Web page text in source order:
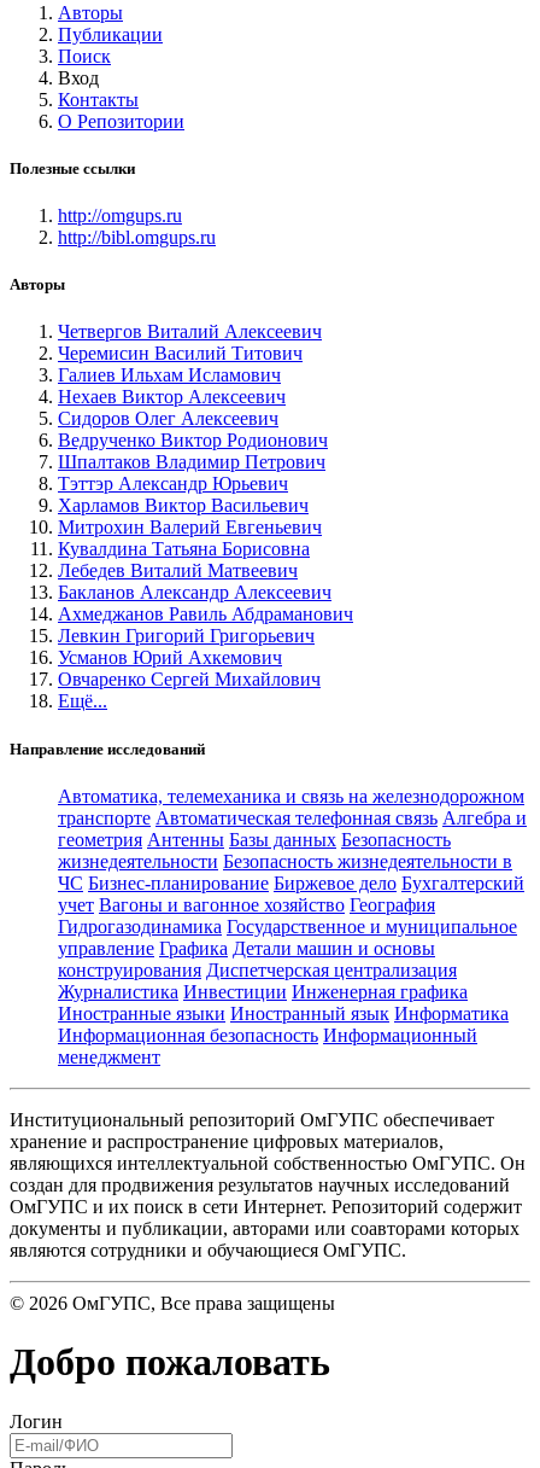
Авторы
Публикации
Поиск
Вход
Контакты
О Репозитории
Полезные ссылки
http://omgups.ru
http://bibl.omgups.ru
Авторы
Четвергов Виталий Алексеевич
Черемисин Василий Титович
Галиев Ильхам Исламович
Нехаев Виктор Алексеевич
Сидоров Олег Алексеевич
Ведрученко Виктор Родионович
Шпалтаков Владимир Петрович
Тэттэр Александр Юрьевич
Харламов Виктор Васильевич
Митрохин Валерий Евгеньевич
Кувалдина Татьяна Борисовна
Лебедев Виталий Матвеевич
Бакланов Александр Алексеевич
Ахмеджанов Равиль Абдраманович
Левкин Григорий Григорьевич
Усманов Юрий Ахкемович
Овчаренко Сергей Михайлович
Ещё...
Направление исследований
Автоматика, телемеханика и связь на железнодорожном
транспорте Автоматическая телефонная связь Алгебра и
геометрия Антенны Базы данных Безопасность
жизнедеятельности Безопасность жизнедеятельности в
ЧС Бизнес-планирование Биржевое дело Бухгалтерский
учет Вагоны и вагонное хозяйство География
Гидрогазодинамика Государственное и муниципальное
управление Графика Детали машин и основы
конструирования Диспетчерская централизация
Журналистика Инвестиции Инженерная графика
Иностранные языки Иностранный язык Информатика
Информационная безопасность Информационный
менеджмент
Институциональный репозиторий ОмГУПС обеспечивает
хранение и распространение цифровых материалов,
являющихся интеллектуальной собственностью ОмГУПС. Он
создан для продвижения результатов научных исследований
ОмГУПС и их поиск в сети Интернет. Репозиторий содержит
документы и публикации, авторами или соавторами которых
являются сотрудники и обучающиеся ОмГУПС.
© 2026 ОмГУПС, Все права защищены
Добро пожаловать
Логин